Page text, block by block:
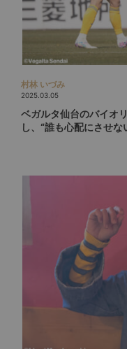
村林 いづみ
2025.03.05
ベガルタ仙台のバイオ
し、“誰も心配にさせ